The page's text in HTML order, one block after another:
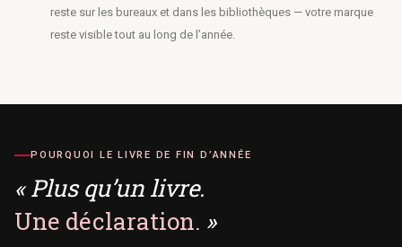
reste sur les bureaux et dans les bibliothèques — votre marque
reste visible tout au long de l’année.
POURQUOI LE LIVRE DE FIN D’ANNÉE
« Plus qu’un livre.
Une déclaration. »